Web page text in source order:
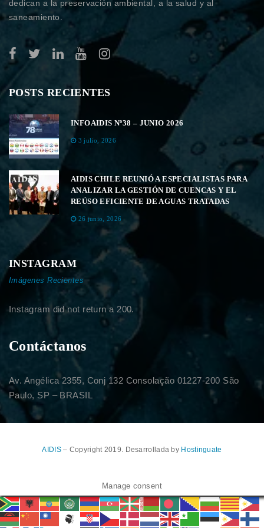
dedican a la preservación ambiental, a la salud y al
saneamiento.
POSTS RECIENTES
INFOAIDIS Nº38 – JUNIO 2026
3 julio, 2026
AIDIS CHILE REUNIÓ A ESPECIALISTAS PARA
ANALIZAR LA GESTIÓN DE CUENCAS Y EL
REÚSO EFICIENTE DE AGUAS TRATADAS
26 junio, 2026
INSTAGRAM
Imágenes Recientes
Instagram did not return a 200.
Contáctanos
Av. Angélica 2355, Conj 132 Consolação 01227-200 São
Paulo, SP – BRASIL
AIDIS– Copyright 2019. Desarrollada by Hostinguate
Manage consent